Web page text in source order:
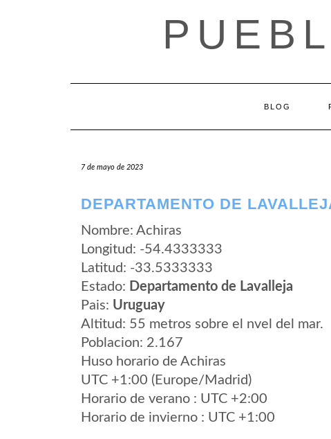
BLOG
7 de mayo de 2023
DEPARTAMENTO DE
Nombre: Achiras
Longitud: -54.4333333
Latitud: -33.5333333
Estado: Departamento de Lavalleja
Pais: Uruguay
Altitud: 55 metros sobre el nvel del mar.
Poblacion: 2.167
Huso horario de Achiras
UTC +1:00 (Europe/Madrid)
Horario de verano : UTC +2:00
Horario de invierno : UTC +1:00